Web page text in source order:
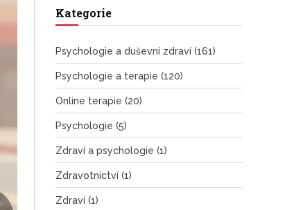
Kategorie
Psychologie a duševní zdraví (161)
Psychologie a terapie (120)
Online terapie (20)
Psychologie (5)
Zdraví a psychologie (1)
Zdravotnictví (1)
Zdraví (1)